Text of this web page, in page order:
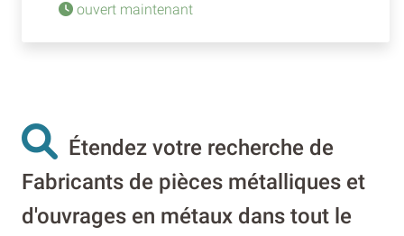
ouvert maintenant
Étendez votre recherche de
Fabricants de pièces métalliques et
d'ouvrages en métaux dans tout le